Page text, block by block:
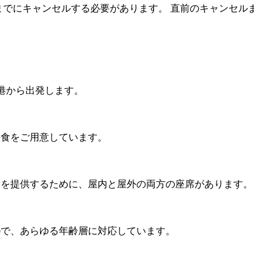
にキャンセルする必要があります。 直前のキャンセル
から出発します。
をご用意しています。
提供するために、屋内と屋外の両方の座席があります。
、あらゆる年齢層に対応しています。